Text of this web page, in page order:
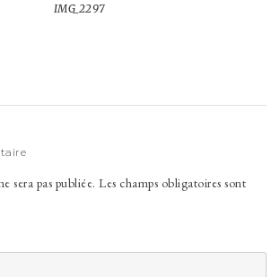
IMG_2297
sera pas publiée. Les champs obligatoires sont